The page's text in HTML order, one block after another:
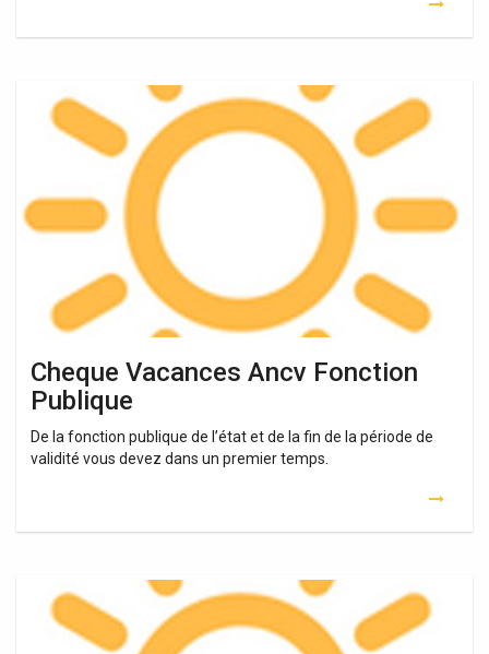
Cheque Vacances Ancv Fonction
Publique
De la fonction publique de l’état et de la fin de la période de
validité vous devez dans un premier temps.
Vacances
Publique
Cheques